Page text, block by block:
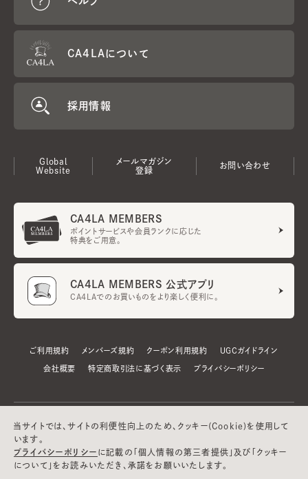
CA4LAについて
採用情報
Global
Website
メールマガジン
登録
お問い合わせ
CA4LA MEMBERS
ポイントサービスや会員ランクに応じた
特典をご用意。
CA4LA MEMBERS 公式アプリ
CA4LAでのお買いものをより楽しく便利に。
ご利用規約 メンバーズ規約 クーポン利用規約 UGCガイドライン
会社概要 特定商取引法に基づく表示 プライバシーポリシー
当サイトでは、サイトの利便性向上のため、クッキー(Cookie)を使用して
います。
プライバシーポリシー に記載の「個人情報の第三者提供」及び「クッキー
について」をお読みいただき、承諾をお願いいたします。